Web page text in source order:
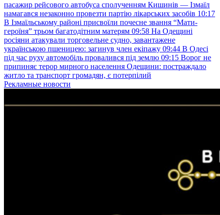
пасажир рейсового автобуса сполученням Кишинів — Ізмаїл
намагався незаконно провезти партію лікарських засобів 10:17
В Ізмаїльському районі присвоїли почесне звання “Мати-
героїня” трьом багатодітним матерям 09:58 На Одещині
росіяни атакували торговельне судно, завантажене
українською пшеницею: загинув член екіпажу 09:44 В Одесі
під час руху автомобіль провалився під землю 09:15 Ворог не
припиняє терор мирного населення Одещини: постраждало
житло та транспорт громадян, є потерпілий
Рекламные новости